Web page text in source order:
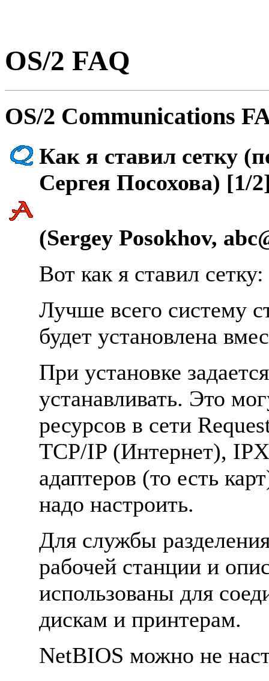
OS/2 FAQ
OS/2 Communications
Как я ставил сетку
Сергея Посохова) [1/
(Sergey Posokhov,
Вот как я ставил сетку:
Лучше всего систему
будет установлена
При установке
устанавливать. Это
ресурсов в сети
TCP/IP (Интернет),
адаптеров (то есть
надо настроить.
Для службы
рабочей станции и
использованы для
дискам и принтерам.
NetBIOS можно не